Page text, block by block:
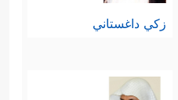
زكي داغستاني